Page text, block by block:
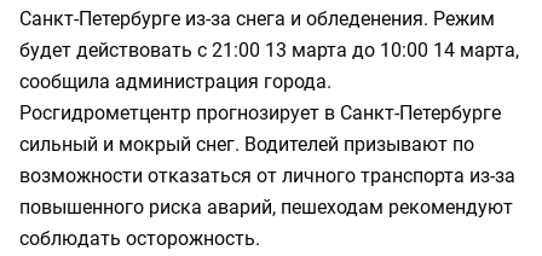
Санкт-Петербурге из-за снега и обледенения. Режим
будет действовать с 21:00 13 марта до 10:00 14 марта,
сообщила администрация города.
Росгидрометцентр прогнозирует в Санкт-Петербурге
сильный и мокрый снег. Водителей призывают по
возможности отказаться от личного транспорта из-за
повышенного риска аварий, пешеходам рекомендуют
соблюдать осторожность.